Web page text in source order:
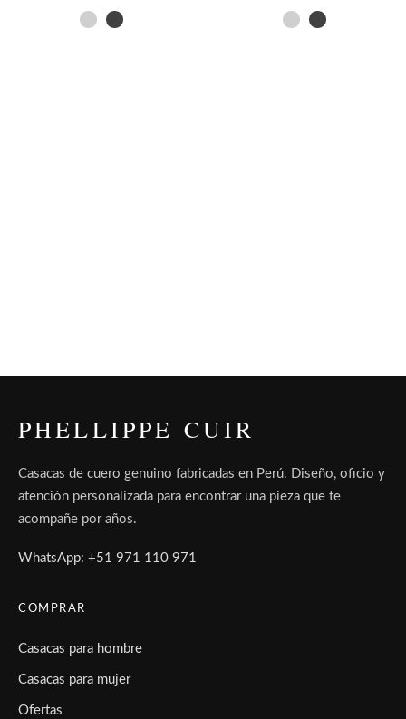
PHELLIPPE CUIR
Casacas de cuero genuino fabricadas en Perú. Diseño, oficio y
atención personalizada para encontrar una pieza que te
acompañe por años.
WhatsApp: +51 971 110 971
COMPRAR
Casacas para hombre
Casacas para mujer
Ofertas